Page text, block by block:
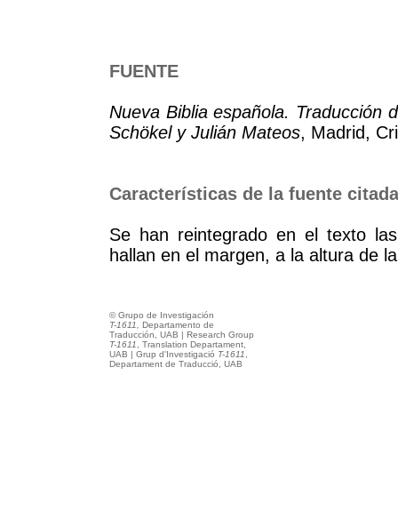
FUENTE
Nueva Biblia española. Traducción
Schökel y Julián Mateos, Madrid,
Características de la fuente citada
Se han reintegrado en el texto
hallan en el margen, a la altura de
© Grupo de Investigación
T-1611, Departamento de
Traducción, UAB | Research Group
T-1611
, Translation Departament,
UAB | Grup d'Investigació T-1611
Departament de Traducció, UAB